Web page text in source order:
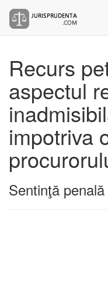
Recurs
aspectul
impotriva
Sentinţă